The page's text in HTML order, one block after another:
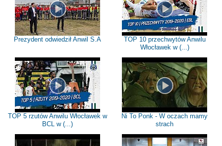
Prezydent odwiedził Anwil S.A
TOP 10 przechwytów Anwilu
Włocławek w (...)
TOP 5 rzutów Anwilu Włocławek w
BCL w (...)
Ni To Ponk - W oczach mamy
strach